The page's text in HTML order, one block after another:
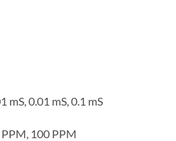
mS, 0.01 mS, 0.1 mS
100 PPM